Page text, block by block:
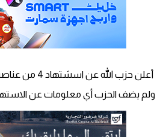
أعلن حزب الله عن اسشتهاد 4 من عناصره في الاشتباكات الحدودية مع إسرائيل، مما يرفع عدد قتلاه منذ 8 أكتوبر/تشرين الأول الماضي، إلى 132 شهيدا.
ولم يضف الحزب أي معلومات عن